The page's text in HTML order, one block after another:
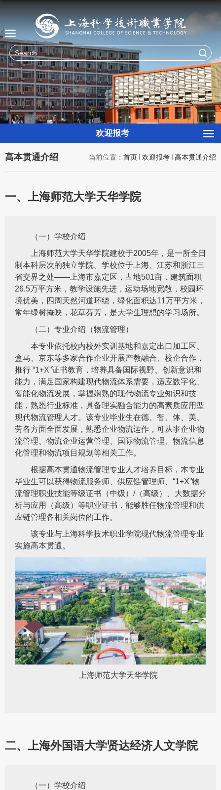
欢迎报考
当前位置： 首页 欢迎报考 高本贯通介绍
高本贯通介绍
一、上海师范大学天华学院
（一）学校介绍
上海师范大学天华学院建校于2005年，是一所全日
制本科层次的独立学院。学校位于上海、江苏和浙江三
省交界之处——上海市嘉定区，占地501亩，建筑面积
26.5万平方米，教学设施先进，运动场地宽敞，校园环
境优美，四周天然河道环绕，绿化面积达11万平方米，
常年绿树掩映，花草芬芳，是大学生理想的学习场所。
（二）专业介绍（物流管理）
本专业依托校内校外实训基地和嘉定出口加工区、
盒马、京东等多家合作企业开展产教融合、校企合作，
推行 “1+X”证书教育，培养具备国际视野、创新意识和
能力，满足国家构建现代物流体系需要，适应数字化、
智能化物流发展，掌握娴熟的现代物流专业知识和技
能，熟悉行业标准，具备理实融合能力的高素质应用型
现代物流管理人才。该专业毕业生在德、智、体、美、
劳各方面全面发展，熟悉企业物流运作，可从事企业物
流管理、物流企业运营管理、国际物流管理、物流信息
化管理和物流项目规划等相关工作。
根据高本贯通物流管理专业人才培养目标，本专业
毕业生可以获得物流服务师、供应链管理师、“1+X”物
流管理职业技能等级证书（中级）/（高级）、大数据分
析与应用（高级）等职业证书，能够胜任物流管理和供
应链管理各相关岗位的工作。
该专业与上海科学技术职业学院现代物流管理专业
实施高本贯通。
上海师范大学天华学院
二、上海外国语大学贤达经济人文学院
（一）学校介绍